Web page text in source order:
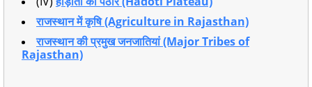
राजस्थान में कृषि (Agriculture in Rajasthan)
राजस्थान की प्रमुख जनजातियां (Major Tribes of
Rajasthan)